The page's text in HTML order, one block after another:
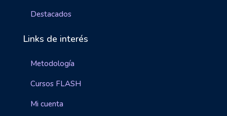
Destacados
Links de interés
Metodología
Cursos FLASH
Mi cuenta